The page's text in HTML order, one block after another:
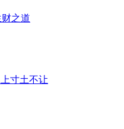
之道
寸土不让